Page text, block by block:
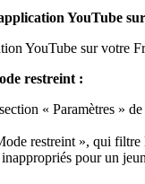
YouTube
YouTube sur votre
restreint :
« Paramètres »
restreint », qui filtre
pour un